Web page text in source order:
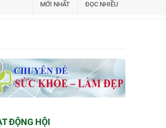
MỚI NHẤT ĐỌC NHIỀU
ĐỘNG HỘI